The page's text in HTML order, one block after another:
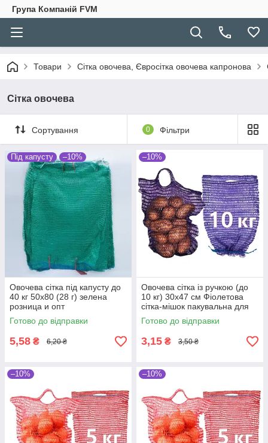
Група Компаній FVM
Товари Сітка овочева, Євросітка овочева капронова
Сітка овочева
Сортування 0 Фільтри
Під капусту –10%
Овочева сітка під капусту до
40 кг 50х80 (28 г) зелена
розница и опт
Готово до відправки
5,58 ₴ 6,20 ₴
–10%
Овочева сітка із ручкою (до
10 кг) 30х47 см Фіолетова
сітка-мішок пакувальна для
овочів, мішки овочеві
Готово до відправки
3,15 ₴ 3,50 ₴
–10% –10%